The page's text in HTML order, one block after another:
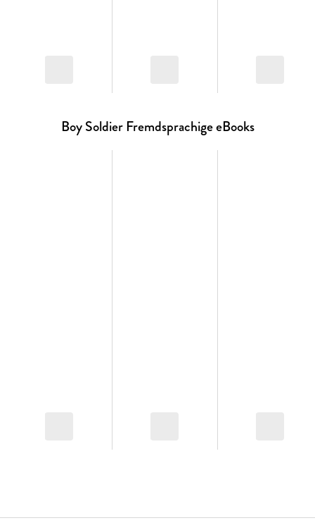
Boy Soldier Fremdsprachige eBooks